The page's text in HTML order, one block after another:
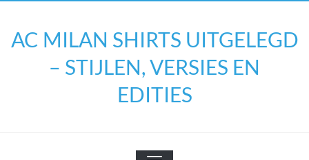
inhoud
AC MILAN SHIRTS UITGELEGD
– STIJLEN, VERSIES EN
EDITIES